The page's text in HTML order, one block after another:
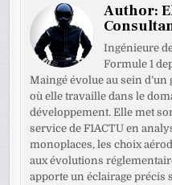
Author:
Ingénieure
Formule 1
Maingé évolue au sein
où elle travaille dans le
développement. Elle met
service de F1ACTU en
monoplaces, les choix
aux évolutions
apporte un éclairage précis